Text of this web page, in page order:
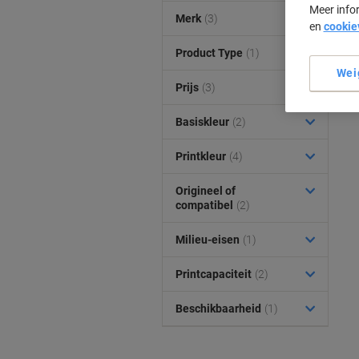
Merk (3)
Product Type (1)
Prijs (3)
Basiskleur (2)
Printkleur (4)
Origineel of
compatibel
(2)
Milieu-eisen (1)
Printcapaciteit (2)
Beschikbaarheid (1)
Meer
en